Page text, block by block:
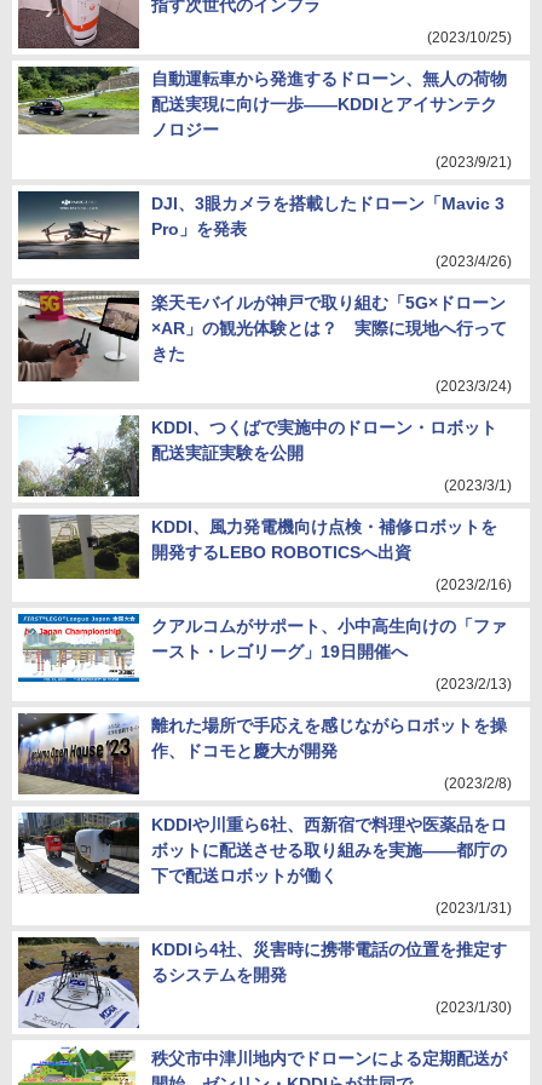
指す次世代のインフラ
(2023/10/25)
自動運転車から発進するドローン、無人の荷物
配送実現に向け一歩――KDDIとアイサンテク
ノロジー
(2023/9/21)
DJI、3眼カメラを搭載したドローン「Mavic 3
Pro」を発表
(2023/4/26)
楽天モバイルが神戸で取り組む「5G×ドローン
×AR」の観光体験とは？ 実際に現地へ行って
きた
(2023/3/24)
KDDI、つくばで実施中のドローン・ロボット
配送実証実験を公開
(2023/3/1)
KDDI、風力発電機向け点検・補修ロボットを
開発するLEBO ROBOTICSへ出資
(2023/2/16)
クアルコムがサポート、小中高生向けの「ファ
ースト・レゴリーグ」19日開催へ
(2023/2/13)
離れた場所で手応えを感じながらロボットを操
作、ドコモと慶大が開発
(2023/2/8)
KDDIや川重ら6社、西新宿で料理や医薬品をロ
ボットに配送させる取り組みを実施――都庁の
下で配送ロボットが働く
(2023/1/31)
KDDIら4社、災害時に携帯電話の位置を推定す
るシステムを開発
(2023/1/30)
秩父市中津川地内でドローンによる定期配送が